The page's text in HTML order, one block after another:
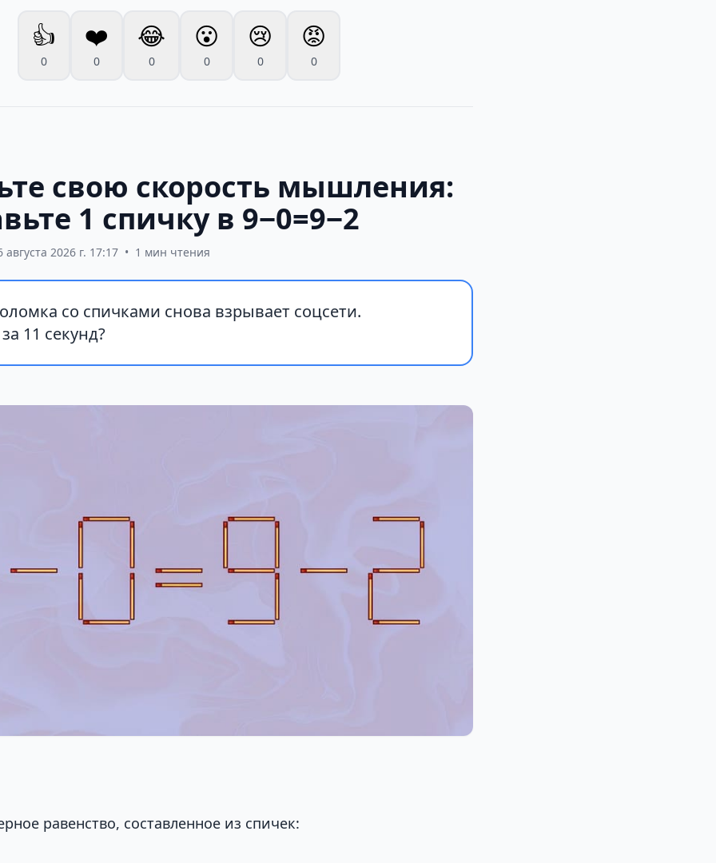
👍
0
❤️
0
😂
0
😮
0
😢
0
😡
0
свою скорость мышления:
1 спичку в 9−0=9−2
августа 2026 г. 17:17 • 1 мин чтения
со спичками снова взрывает соцсети.
11 секунд?
равенство, составленное из спичек: